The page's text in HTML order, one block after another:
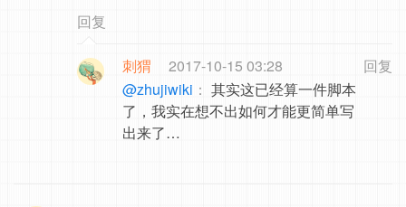
回复
回复
刺猬
2017-10-15 03:28
@zhujiwiki ： 其实这已经算一件脚本
了，我实在想不出如何才能更简单写
出来了…